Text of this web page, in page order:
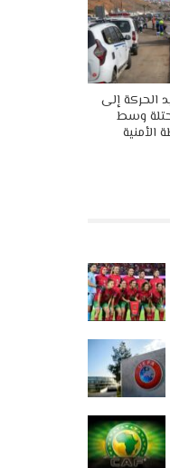
الحركة إلى
وسط
الأمنية